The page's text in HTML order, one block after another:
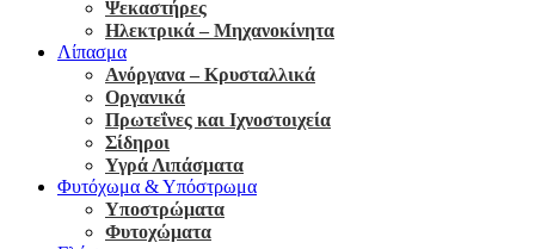
Ψεκαστήρες
Ηλεκτρικά – Μηχανοκίνητα
Λίπασμα
Ανόργανα – Κρυσταλλικά
Οργανικά
Πρωτεΐνες και Ιχνοστοιχεία
Σίδηροι
Υγρά Λιπάσματα
Φυτόχωμα & Υπόστρωμα
Υποστρώματα
Φυτοχώματα